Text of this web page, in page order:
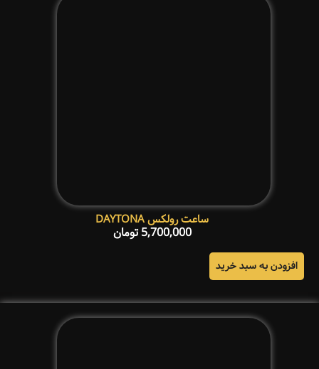
ساعت رولکس DAYTONA
5,700,000 تومان
افزودن به سبد خرید